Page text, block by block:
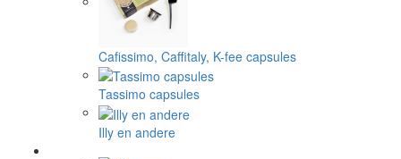
Cafissimo, Caffitaly, K-fee capsules
Tassimo capsules
Illy en andere